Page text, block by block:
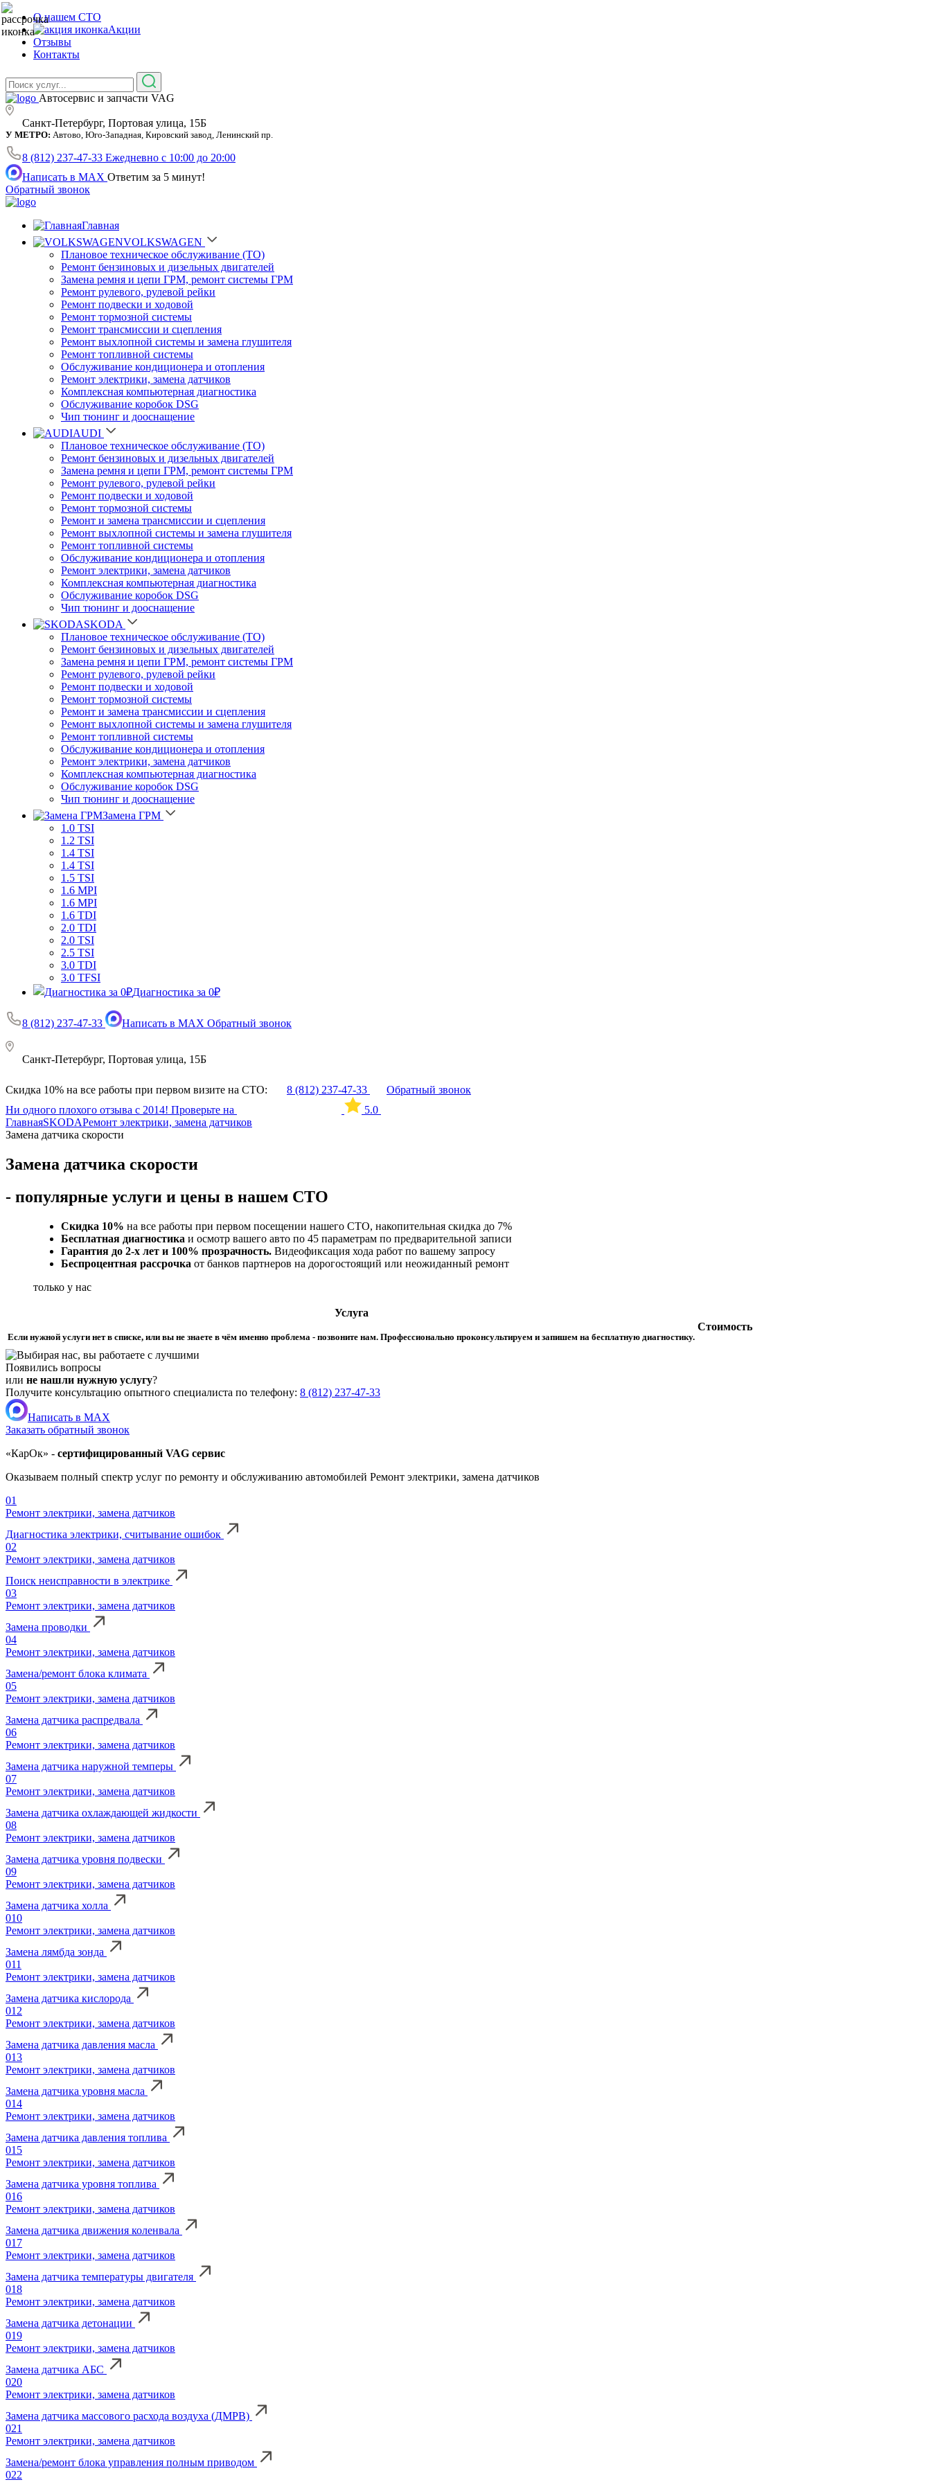
О нашем СТО
Акции
Отзывы
Контакты
Автосервис и запчасти VAG
Санкт-Петербург, Портовая улица, 15Б
У МЕТРО: Автово, Юго-Западная, Кировский завод, Ленинский пр.
8 (812) 237-47-33 Ежедневно с 10:00 до 20:00
Написать в MAX Ответим за 5 минут!
Обратный звонок
Главная
VOLKSWAGEN
Плановое техническое обслуживание (ТО)
Ремонт бензиновых и дизельных двигателей
Замена ремня и цепи ГРМ, ремонт системы ГРМ
Ремонт рулевого, рулевой рейки
Ремонт подвески и ходовой
Ремонт тормозной системы
Ремонт трансмиссии и сцепления
Ремонт выхлопной системы и замена глушителя
Ремонт топливной системы
Обслуживание кондиционера и отопления
Ремонт электрики, замена датчиков
Комплексная компьютерная диагностика
Обслуживание коробок DSG
Чип тюнинг и дооснащение
AUDI
Плановое техническое обслуживание (ТО)
Ремонт бензиновых и дизельных двигателей
Замена ремня и цепи ГРМ, ремонт системы ГРМ
Ремонт рулевого, рулевой рейки
Ремонт подвески и ходовой
Ремонт тормозной системы
Ремонт и замена трансмиссии и сцепления
Ремонт выхлопной системы и замена глушителя
Ремонт топливной системы
Обслуживание кондиционера и отопления
Ремонт электрики, замена датчиков
Комплексная компьютерная диагностика
Обслуживание коробок DSG
Чип тюнинг и дооснащение
SKODA
Плановое техническое обслуживание (ТО)
Ремонт бензиновых и дизельных двигателей
Замена ремня и цепи ГРМ, ремонт системы ГРМ
Ремонт рулевого, рулевой рейки
Ремонт подвески и ходовой
Ремонт тормозной системы
Ремонт и замена трансмиссии и сцепления
Ремонт выхлопной системы и замена глушителя
Ремонт топливной системы
Обслуживание кондиционера и отопления
Ремонт электрики, замена датчиков
Комплексная компьютерная диагностика
Обслуживание коробок DSG
Чип тюнинг и дооснащение
Замена ГРМ
1.0 TSI
1.2 TSI
1.4 TSI
1.4 TSI
1.5 TSI
1.6 MPI
1.6 MPI
1.6 TDI
2.0 TDI
2.0 TSI
2.5 TSI
3.0 TDI
3.0 TFSI
Диагностика за 0₽
8 (812) 237-47-33 Написать в MAX Обратный звонок
Санкт-Петербург, Портовая улица, 15Б
Скидка 10% на все работы при первом визите на СТО: 8 (812) 237-47-33
Обратный звонок
Ни одного плохого отзыва с 2014! Проверьте на
5.0
ГлавнаяSKODAРемонт электрики, замена датчиков
Замена датчика скорости
Замена датчика скорости
- популярные услуги и цены в нашем СТО
Скидка 10% на все работы при первом посещении нашего СТО, накопительная скидка до 7%
Бесплатная диагностика и осмотр вашего авто по 45 параметрам по предварительной записи
Гарантия до 2-х лет и 100% прозрачность. Видеофиксация хода работ по вашему запросу
Беспроцентная рассрочка от банков партнеров на дорогостоящий или неожиданный ремонт
только у нас
Услуга
Если нужной услуги нет в списке, или вы не знаете в чём именно проблема - позвоните нам. Профессионально проконсультируем и запишем на бесплатную диагностику.
Стоимость
Появились вопросы
или не нашли нужную услугу?
Получите консультацию опытного специалиста по телефону: 8 (812) 237-47-33
Написать в MAX
Заказать обратный звонок
«КарОк» - сертифицированный VAG сервис
Оказываем полный спектр услуг по ремонту и обслуживанию автомобилей Ремонт электрики, замена датчиков
01
Ремонт электрики, замена датчиков
Диагностика электрики, считывание ошибок
02
Ремонт электрики, замена датчиков
Поиск неисправности в электрике
03
Ремонт электрики, замена датчиков
Замена проводки
04
Ремонт электрики, замена датчиков
Замена/ремонт блока климата
05
Ремонт электрики, замена датчиков
Замена датчика распредвала
06
Ремонт электрики, замена датчиков
Замена датчика наружной темперы
07
Ремонт электрики, замена датчиков
Замена датчика охлаждающей жидкости
08
Ремонт электрики, замена датчиков
Замена датчика уровня подвески
09
Ремонт электрики, замена датчиков
Замена датчика холла
010
Ремонт электрики, замена датчиков
Замена лямбда зонда
011
Ремонт электрики, замена датчиков
Замена датчика кислорода
012
Ремонт электрики, замена датчиков
Замена датчика давления масла
013
Ремонт электрики, замена датчиков
Замена датчика уровня масла
014
Ремонт электрики, замена датчиков
Замена датчика давления топлива
015
Ремонт электрики, замена датчиков
Замена датчика уровня топлива
016
Ремонт электрики, замена датчиков
Замена датчика движения коленвала
017
Ремонт электрики, замена датчиков
Замена датчика температуры двигателя
018
Ремонт электрики, замена датчиков
Замена датчика детонации
019
Ремонт электрики, замена датчиков
Замена датчика АБС
020
Ремонт электрики, замена датчиков
Замена датчика массового расхода воздуха (ДМРВ)
021
Ремонт электрики, замена датчиков
Замена/ремонт блока управления полным приводом
022